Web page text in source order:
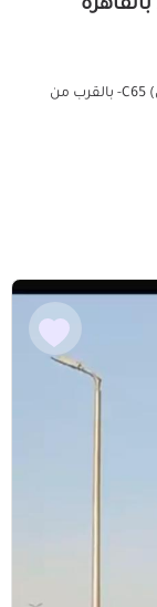
بالقاهرة
للبيع: قطعة أرض في الحي التكملي (جنوب السويس) C65- بالقرب من